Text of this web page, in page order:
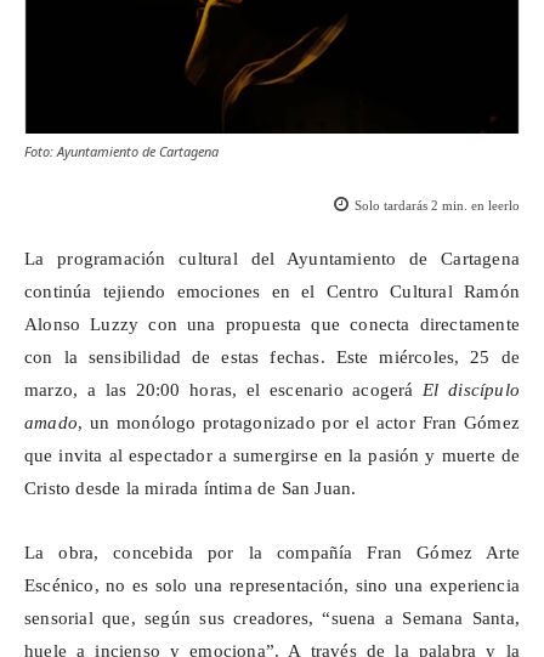
Foto: Ayuntamiento de Cartagena
Solo tardarás 2 min. en leerlo
La programación cultural del Ayuntamiento de Cartagena
continúa tejiendo emociones en el Centro Cultural Ramón
Alonso Luzzy con una propuesta que conecta directamente
con la sensibilidad de estas fechas. Este miércoles, 25 de
marzo, a las 20:00 horas, el escenario acogerá El discípulo
amado, un monólogo protagonizado por el actor Fran Gómez
que invita al espectador a sumergirse en la pasión y muerte de
Cristo desde la mirada íntima de San Juan.
La obra, concebida por la compañía Fran Gómez Arte
Escénico, no es solo una representación, sino una experiencia
sensorial que, según sus creadores, “suena a Semana Santa,
huele a incienso y emociona”. A través de la palabra y la